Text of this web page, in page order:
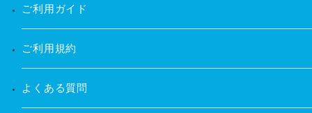
ご利用ガイド
ご利用規約
よくある質問